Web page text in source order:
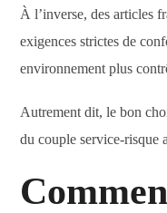
À l’inverse, des articles
exigences strictes de
environnement plus
Autrement dit, le bon
du couple service-risque